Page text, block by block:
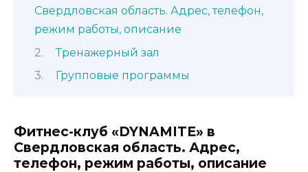
Свердловская область. Адрес, телефон,
режим работы, описание
Тренажерный зал
Групповые программы
Фитнес-клуб «DYNAMITE» в
Свердловская область. Адрес,
телефон, режим работы, описание